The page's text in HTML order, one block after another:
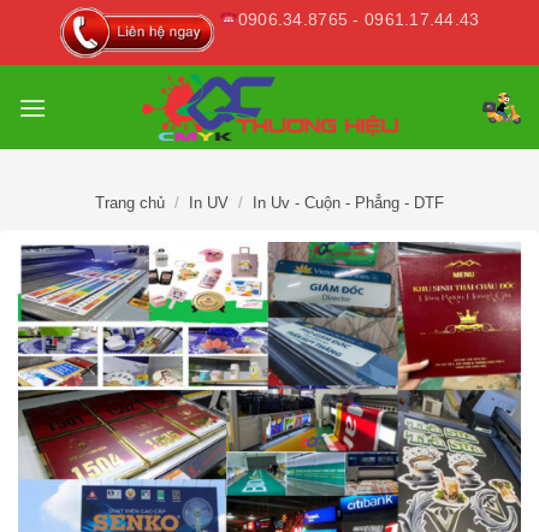
0906.34.8765 - 0961.17.44.43
Trang chủ / In UV / In Uv - Cuộn - Phẳng - DTF